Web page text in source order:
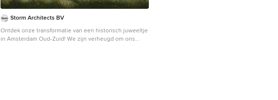
Storm Architects BV
Ontdek onze transformatie van een historisch juweeltje
in Amsterdam Oud-Zuid! We zijn verheugd om ons